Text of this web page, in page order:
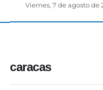
Viernes, 7 de agosto de
caracas